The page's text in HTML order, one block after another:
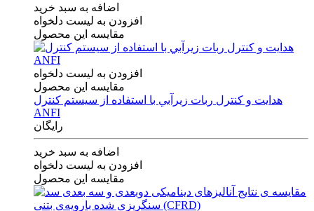
اضافه به سبد خرید
افزودن به لیست دلخواه
مقایسه این محصول
افزودن به لیست دلخواه
مقایسه این محصول
هدايت و كنترل ربات زيرآبي با استفاده از سيستم كنترل
ANFI
رایگان
اضافه به سبد خرید
افزودن به لیست دلخواه
مقایسه این محصول